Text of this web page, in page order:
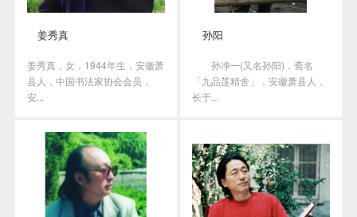
姜秀真
姜秀真，女，1944年生，安徽萧
县人，中国书法家协会会员，
安...
孙阳
孙净一(又名孙阳)，斋名
「九品莲精舍」，安徽萧县人，
长于...